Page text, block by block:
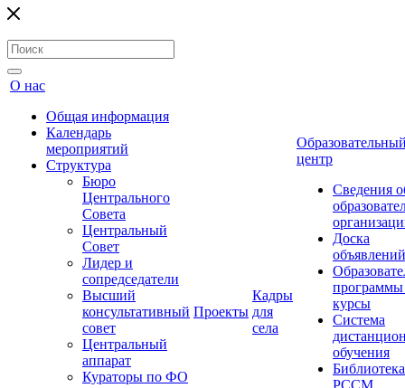
О нас
Общая информация
Календарь
мероприятий
Структура
Бюро
Центрального
Совета
Центральный
Совет
Лидер и
сопредседатели
Высший
консультативный
совет
Центральный
аппарат
Кураторы по ФО
Проекты
Кадры
для
села
центр
Сведения
Доска
объявлений
курсы
Система
обучения
Библиотека
РССМ